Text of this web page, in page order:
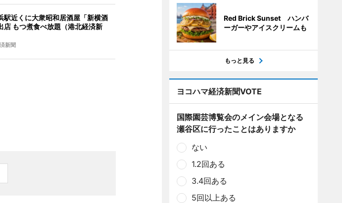
駅近くに大衆昭和居酒屋「新横酒
店 もつ煮食べ放題（港北経済新
新聞
Red Brick Sunset ハンバ
ーガーやアイスクリームも
もっと見る
ヨコハマ経済新聞VOTE
国際園芸博覧会のメイン会場となる
瀬谷区に行ったことはありますか
ない
1.2回ある
3.4回ある
5回以上ある